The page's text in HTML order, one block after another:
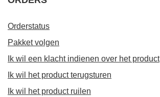
Orderstatus
Pakket volgen
Ik wil een klacht indienen over het product
Ik wil het product terugsturen
Ik wil het product ruilen